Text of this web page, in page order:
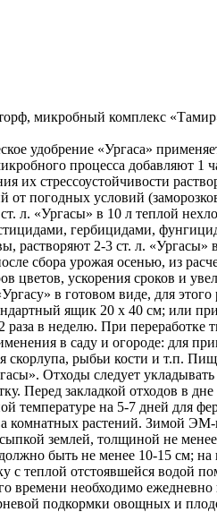
микробный комплекс
удобрение «Ургаса»
процесса добавляют
их стрессоустойчивости
погодных условий
л. «Ургасы» в 10 л теплой
гербицидами,
2-3 ст. л.
сбора урожая осенью, из
цветов, ускорения сроков и
в готовом виде, для
ящик 20 х 40 см; или
в неделю. При
в саду и огороде: для
рыбьи кости и т.п.
Отходы следует
Перед закладкой отходов в
на 5-7 дней для
комнатных растений. Зимой
землей, толщиной не
быть не менее 10-15 см; на
с теплой отстоявшейся водой
времени необходимо
подкормки овощных и